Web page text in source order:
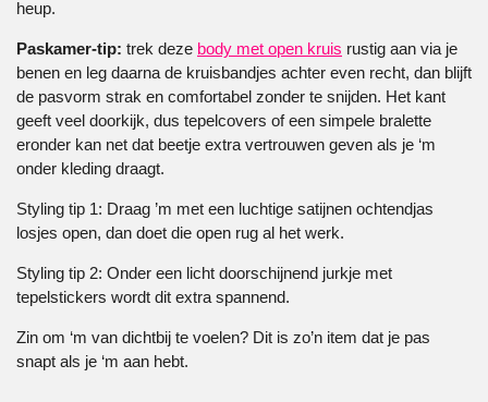
heup.
Paskamer-tip: trek deze body met open kruis rustig aan via je
benen en leg daarna de kruisbandjes achter even recht, dan blijft
de pasvorm strak en comfortabel zonder te snijden. Het kant
geeft veel doorkijk, dus tepelcovers of een simpele bralette
eronder kan net dat beetje extra vertrouwen geven als je ‘m
onder kleding draagt.
Styling tip 1: Draag ’m met een luchtige satijnen ochtendjas
losjes open, dan doet die open rug al het werk.
Styling tip 2: Onder een licht doorschijnend jurkje met
tepelstickers wordt dit extra spannend.
Zin om ‘m van dichtbij te voelen? Dit is zo’n item dat je pas
snapt als je ‘m aan hebt.